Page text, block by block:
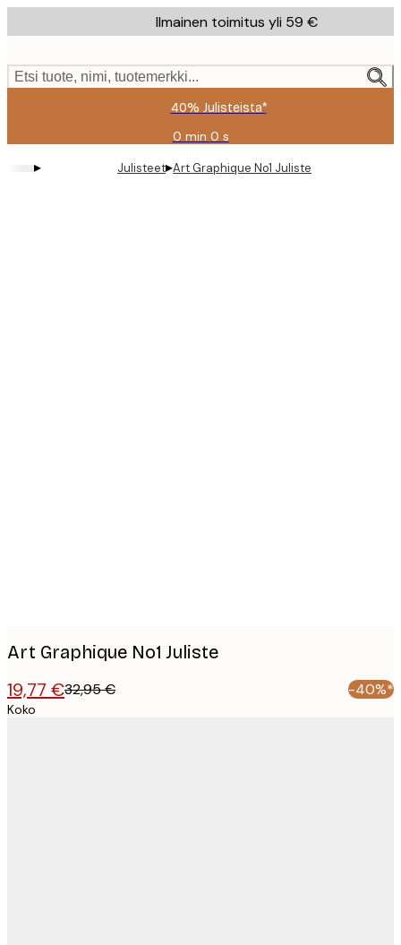
to
content.
Ilmainen toimitus yli 59 €
Etsi tuote, nimi, tuotemerkki...
40% Julisteista*
0 min 0 s
Voimassa
asti:
2026-
▸ Julisteet▸Art Graphique No1 Juliste
Art Graphique No1 Juliste
19,77 €32,95 € -40%*
Koko